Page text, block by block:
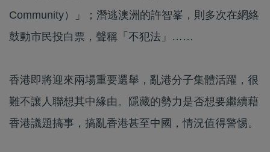
Community）」；潛逃澳洲的許智峯，則多次在網絡
鼓動市民投白票，聲稱「不犯法」……
香港即將迎來兩場重要選舉，亂港分子集體活躍，很
難不讓人聯想其中緣由。隱藏的勢力是否想要繼續藉
香港議題搞事，搞亂香港甚至中國，情況值得警惕。